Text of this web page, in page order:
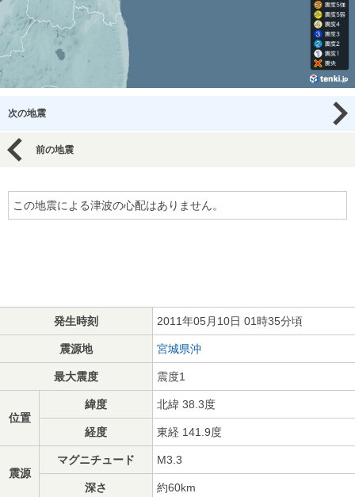
次の地震
前の地震
この地震による津波の心配はありません。
発生時刻 2011年05月10日 01時35分頃
震源地 宮城県沖
最大震度 震度1
位置
緯度 北緯 38.3度
経度 東経 141.9度
震源
マグニチュード M3.3
深さ 約60km